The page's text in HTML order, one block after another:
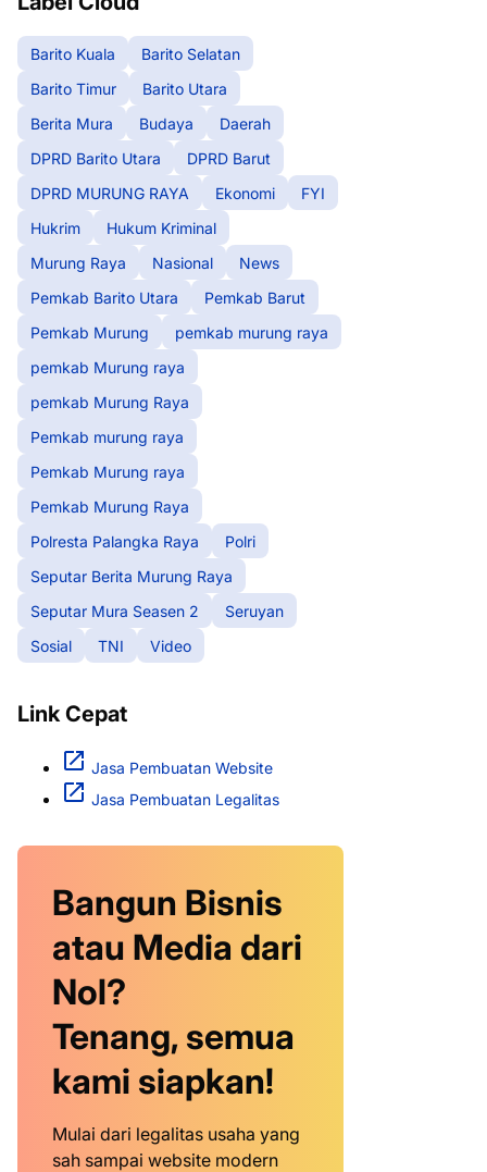
Barito Kuala
Barito Selatan
Barito Timur
Barito Utara
Berita Mura
Budaya
Daerah
DPRD Barito Utara
DPRD Barut
DPRD MURUNG RAYA
Ekonomi
FYI
Hukrim
Hukum Kriminal
Murung Raya
Nasional
News
Pemkab Barito Utara
Pemkab Barut
Pemkab Murung
pemkab murung raya
pemkab Murung raya
pemkab Murung Raya
Pemkab murung raya
Pemkab Murung raya
Pemkab Murung Raya
Polresta Palangka Raya
Polri
Seputar Berita Murung Raya
Seputar Mura Seasen 2
Seruyan
Sosial
TNI Video
Link Cepat
Jasa Pembuatan Website
Jasa Pembuatan Legalitas
Bangun Bisnis
atau Media dari
Nol?
Tenang, semua
kami siapkan!
Mulai dari legalitas usaha yang
sah sampai website modern